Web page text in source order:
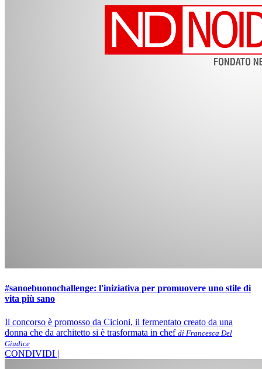
#sanoebuonochallenge: l'iniziativa per promuovere uno stile di
vita più sano
Il concorso è promosso da Cicioni, il fermentato creato da una
donna che da architetto si è trasformata in chef di Francesca Del
Giudice
CONDIVIDI |